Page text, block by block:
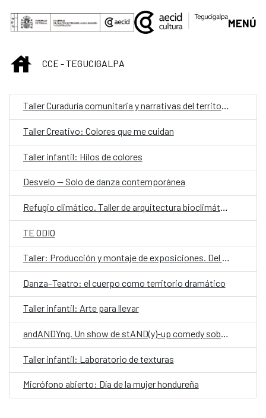
Saltar al contenido principal
MENÚ
INICIOCCE - TEGUCIGALPA
Taller Curaduría comunitaria y narrativas del territorio
Taller Creativo: Colores que me cuidan
Taller infantil: Hilos de colores
Desvelo — Solo de danza contemporánea
Refugio climático. Taller de arquitectura bioclimática y proyecto aplicado
TE ODIO
Taller: Producción y montaje de exposiciones. Del concepto a la realidad
Danza–Teatro: el cuerpo como territorio dramático
Taller infantil: Arte para llevar
andANDYng. Un show de stAND(y)-up comedy sobre vivir, morir y llegar a los treinta.
Taller infantil: Laboratorio de texturas
Micrófono abierto: Día de la mujer hondureña